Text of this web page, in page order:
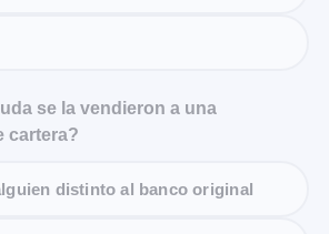
se la vendieron a una
cartera?
distinto al banco original